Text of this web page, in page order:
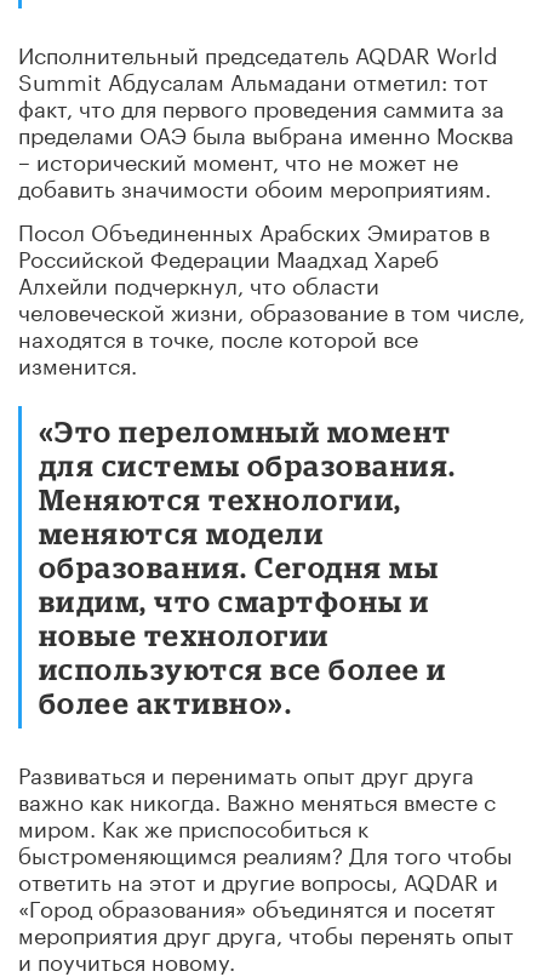
Исполнительный председатель AQDAR World
Summit Абдусалам Альмадани отметил: тот
факт, что для первого проведения саммита за
пределами ОАЭ была выбрана именно Москва
– исторический момент, что не может не
добавить значимости обоим мероприятиям.
Посол Объединенных Арабских Эмиратов в
Российской Федерации Маадхад Хареб
Алхейли подчеркнул, что области
человеческой жизни, образование в том числе,
находятся в точке, после которой все
изменится.
«Это переломный момент
для системы образования.
Меняются технологии,
меняются модели
образования. Сегодня мы
видим, что смартфоны и
новые технологии
используются все более и
более активно».
Развиваться и перенимать опыт друг друга
важно как никогда. Важно меняться вместе с
миром. Как же приспособиться к
быстроменяющимся реалиям? Для того чтобы
ответить на этот и другие вопросы, AQDAR и
«Город образования» объединятся и посетят
мероприятия друг друга, чтобы перенять опыт
и поучиться новому.